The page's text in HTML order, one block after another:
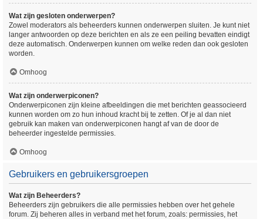
Wat zijn gesloten onderwerpen?
Zowel moderators als beheerders kunnen onderwerpen sluiten. Je kunt niet
langer antwoorden op deze berichten en als ze een peiling bevatten eindigt
deze automatisch. Onderwerpen kunnen om welke reden dan ook gesloten
worden.
Omhoog
Wat zijn onderwerpiconen?
Onderwerpiconen zijn kleine afbeeldingen die met berichten geassocieerd
kunnen worden om zo hun inhoud kracht bij te zetten. Of je al dan niet
gebruik kan maken van onderwerpiconen hangt af van de door de
beheerder ingestelde permissies.
Omhoog
Gebruikers en gebruikersgroepen
Wat zijn Beheerders?
Beheerders zijn gebruikers die alle permissies hebben over het gehele
forum. Zij beheren alles in verband met het forum, zoals: permissies, het